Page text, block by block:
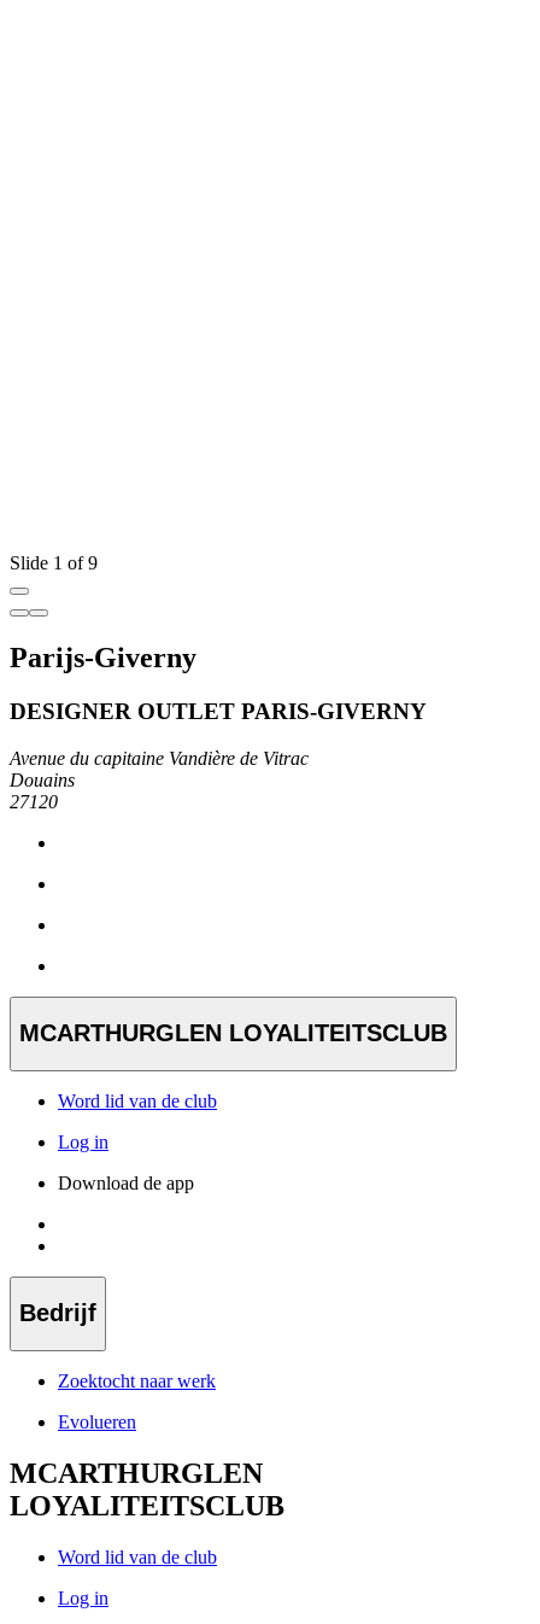
Slide 1 of 9
Parijs-Giverny
DESIGNER OUTLET PARIS-GIVERNY
Avenue du capitaine Vandière de Vitrac
Douains
27120
MCARTHURGLEN LOYALITEITSCLUB
Word lid van de club
Log in
Download de app
Bedrijf
Zoektocht naar werk
Evolueren
MCARTHURGLEN
LOYALITEITSCLUB
Word lid van de club
Log in